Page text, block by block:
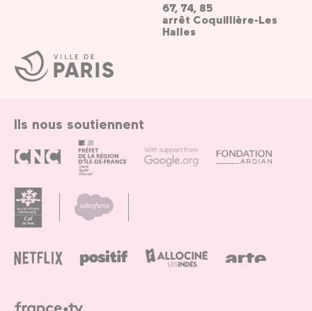
Ville
de
Paris
67, 74, 85
arrêt Coquillière-Les
Halles
Ils nous soutiennent